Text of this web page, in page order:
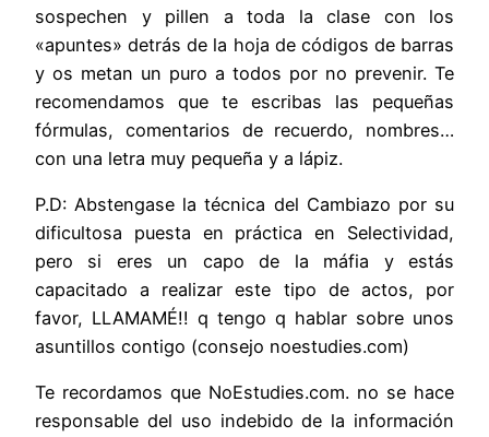
sospechen y pillen a toda la clase con los
«apuntes» detrás de la hoja de códigos de barras
y os metan un puro a todos por no prevenir. Te
recomendamos que te escribas las pequeñas
fórmulas, comentarios de recuerdo, nombres…
con una letra muy pequeña y a lápiz.
P.D: Abstengase la técnica del Cambiazo por su
dificultosa puesta en práctica en Selectividad,
pero si eres un capo de la máfia y estás
capacitado a realizar este tipo de actos, por
favor, LLAMAMÉ!! q tengo q hablar sobre unos
asuntillos contigo (consejo noestudies.com)
Te recordamos que NoEstudies.com. no se hace
responsable del uso indebido de la información